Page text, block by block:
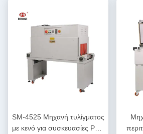
SM-4525 Μηχανή τυλίγματος
με κενό για συσκευασίες PVC